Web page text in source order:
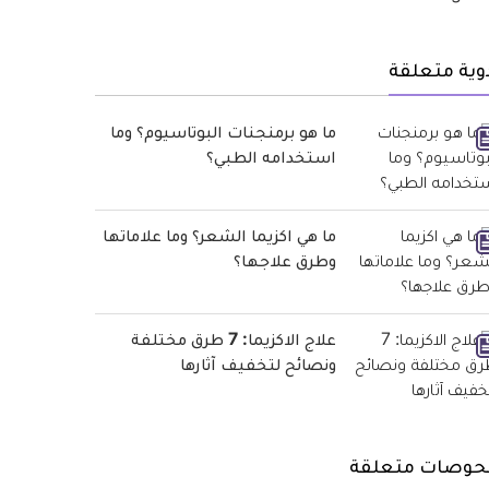
متعلقة
ما هو برمنجنات البوتاسيوم؟ وما
استخدامه الطبي؟
ما هي اكزيما الشعر؟ وما علاماتها
وطرق علاجها؟
علاج الاكزيما: 7 طرق مختلفة
ونصائح لتخفيف آثارها
متعلقة